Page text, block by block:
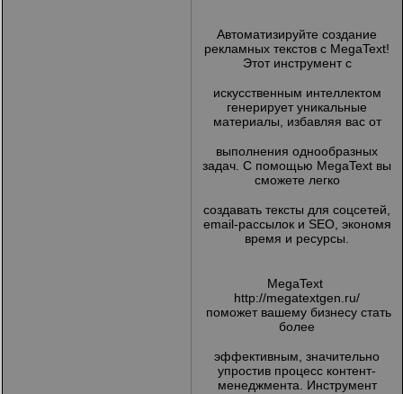
Автоматизируйте создание
рекламных текстов с MegaText!
Этот инструмент с
искусственным интеллектом
генерирует уникальные
материалы, избавляя вас от
выполнения однообразных
задач. С помощью MegaText вы
сможете легко
создавать тексты для соцсетей,
email-рассылок и SEO, экономя
время и ресурсы.
MegaText
http://megatextgen.ru/
поможет вашему бизнесу стать
более
эффективным, значительно
упростив процесс контент-
менеджмента. Инструмент